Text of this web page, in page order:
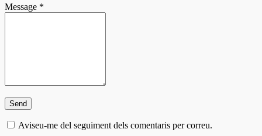
Message *
Aviseu-me del seguiment dels comentaris per correu.